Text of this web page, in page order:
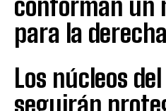
conforman un
para la
Los núcleos